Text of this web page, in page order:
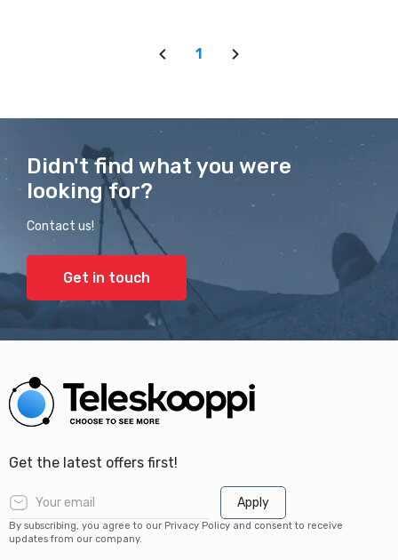
1
Didn't find what you were
looking for?
Contact us!
Get in touch
Get the latest offers first!
Apply
By subscribing, you agree to our Privacy Policy and consent to receive
updates from our company.